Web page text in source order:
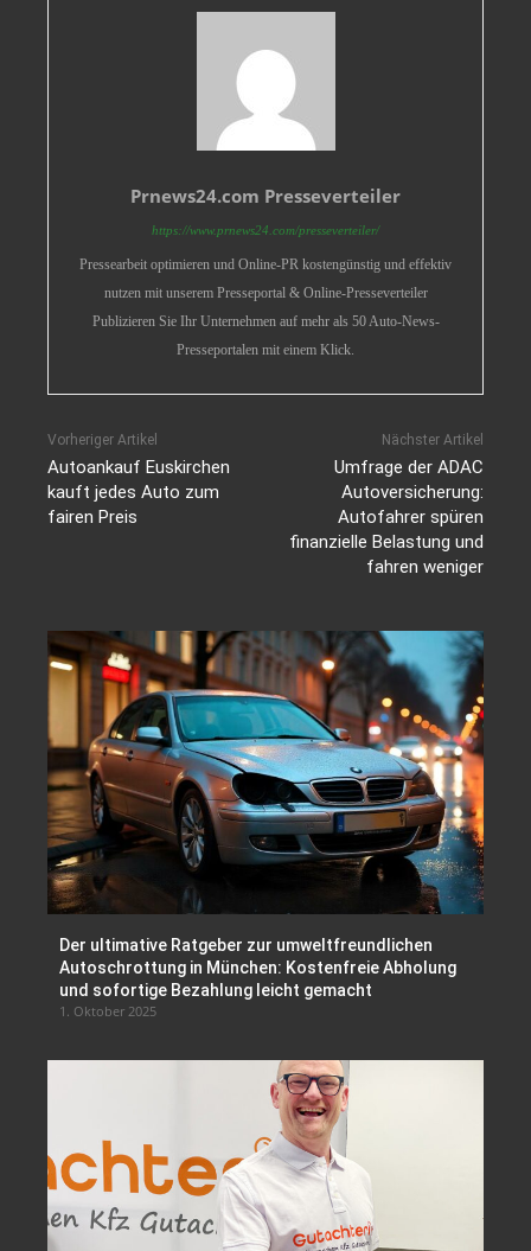
Prnews24.com Presseverteiler
https://www.prnews24.com/presseverteiler/
Pressearbeit optimieren und Online-PR kostengünstig und effektiv
nutzen mit unserem Presseportal & Online-Presseverteiler
Publizieren Sie Ihr Unternehmen auf mehr als 50 Auto-News-
Presseportalen mit einem Klick.
Vorheriger Artikel
Autoankauf Euskirchen
kauft jedes Auto zum
fairen Preis
Nächster Artikel
Umfrage der ADAC
Autoversicherung:
Autofahrer spüren
finanzielle Belastung und
fahren weniger
Der ultimative Ratgeber zur umweltfreundlichen
Autoschrottung in München: Kostenfreie Abholung
und sofortige Bezahlung leicht gemacht
1. Oktober 2025